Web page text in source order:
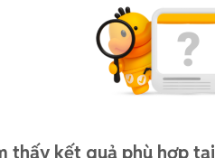
thấy kết quả phù hợp